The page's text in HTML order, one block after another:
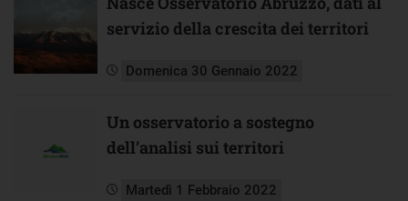
servizio della crescita dei territori
Domenica 30 Gennaio 2022
Un osservatorio a sostegno
dell’analisi sui territori
Martedì 1 Febbraio 2022